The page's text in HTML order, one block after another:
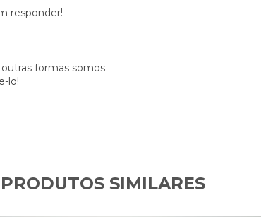
responder!
formas somos
lo!
PRODUTOS SIMILARES